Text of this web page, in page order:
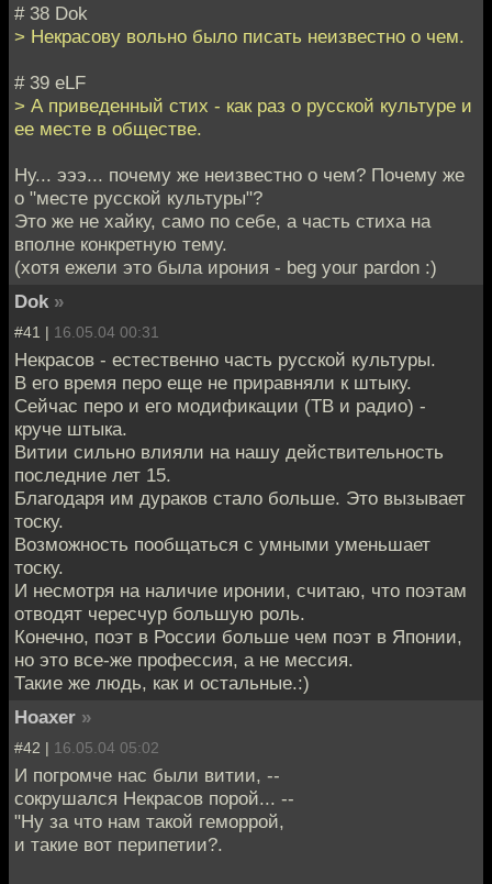
# 38 Dok
> Некрасову вольно было писать неизвестно о чем.
# 39 eLF
> А приведенный стих - как раз о русской культуре и
ее месте в обществе.
Ну... эээ... почему же неизвестно о чем? Почему же
о "месте русской культуры"?
Это же не хайку, само по себе, а часть стиха на
вполне конкретную тему.
(хотя ежели это была ирония - beg your pardon :)
Dok »
#41 | 16.05.04 00:31
Некрасов - естественно часть русской культуры.
В его время перо еще не приравняли к штыку.
Сейчас перо и его модификации (ТВ и радио) -
круче штыка.
Витии сильно влияли на нашу действительность
последние лет 15.
Благодаря им дураков стало больше. Это вызывает
тоску.
Возможность пообщаться с умными уменьшает
тоску.
И несмотря на наличие иронии, считаю, что поэтам
отводят чересчур большую роль.
Конечно, поэт в России больше чем поэт в Японии,
но это все-же профессия, а не мессия.
Такие же людь, как и остальные.:)
Hoaxer »
#42 | 16.05.04 05:02
И погромче нас были витии, --
сокрушался Некрасов порой... --
"Ну за что нам такой геморрой,
и такие вот перипетии?.